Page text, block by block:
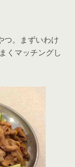
つ。まずいわけ
くマッチングし